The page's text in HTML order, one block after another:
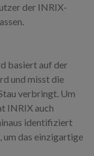
der INRIX-
basiert auf der
und misst die
verbringt. Um
INRIX auch
identifiziert
um das einzigartige